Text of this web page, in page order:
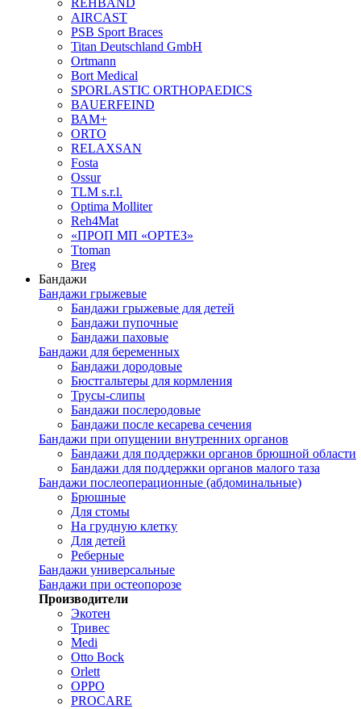
REHBAND
AIRCAST
PSB Sport Braces
Titan Deutschland GmbH
Ortmann
Bort Medical
SPORLASTIC ORTHOPAEDICS
BAUERFEIND
ВАМ+
ORTO
RELAXSAN
Fosta
Ossur
TLM s.r.l.
Optima Molliter
Reh4Mat
«ПРОП МП «ОРТЕЗ»
Ttoman
Breg
Бандажи
Бандажи грыжевые
Бандажи грыжевые для детей
Бандажи пупочные
Бандажи паховые
Бандажи для беременных
Бандажи дородовые
Бюстгальтеры для кормления
Трусы-слипы
Бандажи послеродовые
Бандажи после кесарева сечения
Бандажи при опущении внутренних органов
Бандажи для поддержки органов брюшной области
Бандажи для поддержки органов малого таза
Бандажи послеоперационные (абдоминальные)
Брюшные
Для стомы
На грудную клетку
Для детей
Реберные
Бандажи универсальные
Бандажи при остеопорозе
Производители
Экотен
Тривес
Medi
Otto Bock
Orlett
OPPO
PROCARE